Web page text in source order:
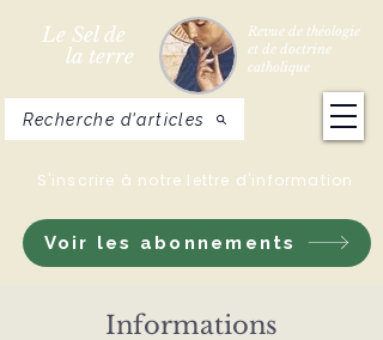
Le Sel de
la terre
Revue de théologie
et de doctrine
catholique
Voir les abonnements
S'inscrire à notre lettre d'information
Recherche d'articles
Informations